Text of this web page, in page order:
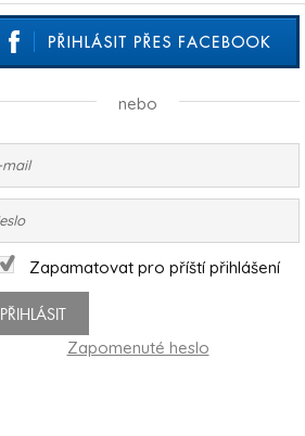
nebo
Zapamatovat pro příští přihlášení
PŘIHLÁSIT
Zapomenuté heslo